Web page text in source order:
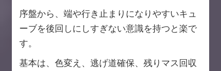
序盤から、端や行き止まりになりやすいキュ
ーブを後回しにしすぎない意識を持つと楽で
す。
基本は、色変え、逃げ道確保、残りマス回収